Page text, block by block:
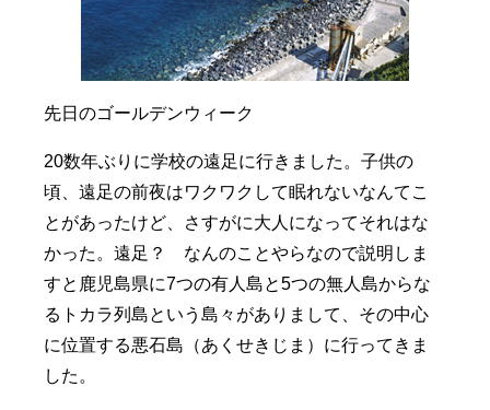
先日のゴールデンウィーク
20数年ぶりに学校の遠足に行きました。子供の
頃、遠足の前夜はワクワクして眠れないなんてこ
とがあったけど、さすがに大人になってそれはな
かった。遠足？ なんのことやらなので説明しま
すと鹿児島県に7つの有人島と5つの無人島からな
るトカラ列島という島々がありまして、その中心
に位置する悪石島（あくせきじま）に行ってきま
した。